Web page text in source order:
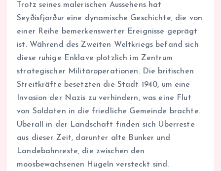
Trotz seines malerischen Aussehens hat
Seyðisfjörður eine dynamische Geschichte, die von
einer Reihe bemerkenswerter Ereignisse geprägt
ist. Während des Zweiten Weltkriegs befand sich
diese ruhige Enklave plötzlich im Zentrum
strategischer Militäroperationen. Die britischen
Streitkräfte besetzten die Stadt 1940, um eine
Invasion der Nazis zu verhindern, was eine Flut
von Soldaten in die friedliche Gemeinde brachte.
Überall in der Landschaft finden sich Überreste
aus dieser Zeit, darunter alte Bunker und
Landebahnreste, die zwischen den
moosbewachsenen Hügeln versteckt sind.